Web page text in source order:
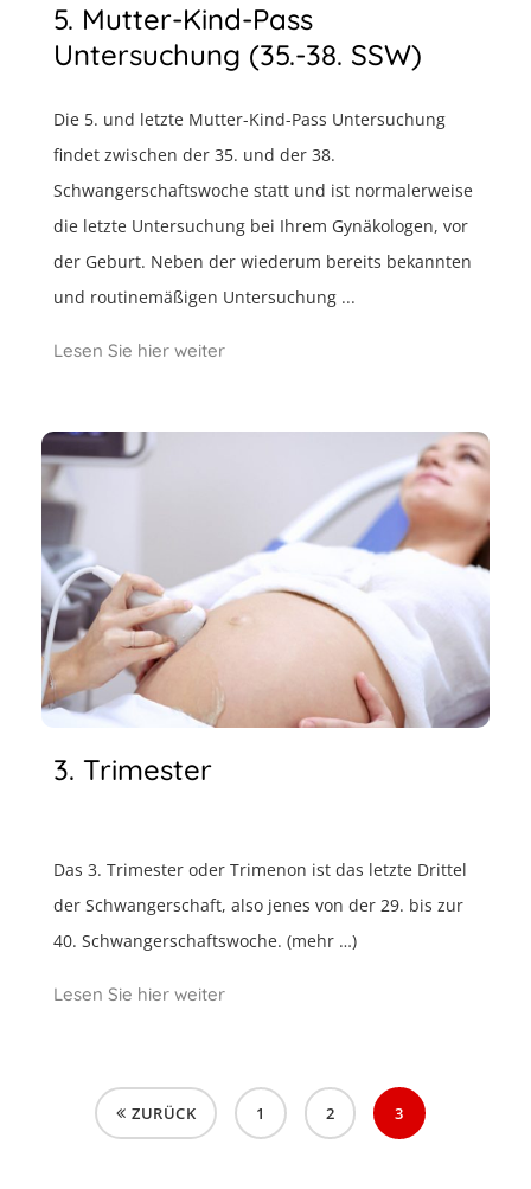
5. Mutter-Kind-Pass
Untersuchung (35.-38. SSW)
Die 5. und letzte Mutter-Kind-Pass Untersuchung
findet zwischen der 35. und der 38.
Schwangerschaftswoche statt und ist normalerweise
die letzte Untersuchung bei Ihrem Gynäkologen, vor
der Geburt. Neben der wiederum bereits bekannten
und routinemäßigen Untersuchung ...
Lesen Sie hier weiter
3. Trimester
Das 3. Trimester oder Trimenon ist das letzte Drittel
der Schwangerschaft, also jenes von der 29. bis zur
40. Schwangerschaftswoche. (mehr …)
Lesen Sie hier weiter
ZURÜCK 1 2 3